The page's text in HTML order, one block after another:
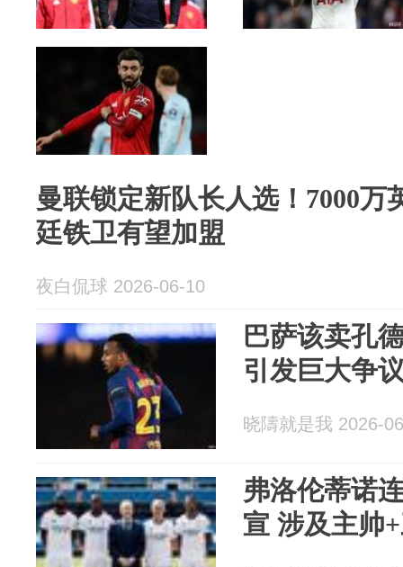
曼联锁定新队长人选！7000万
廷铁卫有望加盟
夜白侃球 2026-06-10
巴萨该卖孔
引发巨大争
晓隯就是我 2026-
弗洛伦蒂诺
宣 涉及主帅